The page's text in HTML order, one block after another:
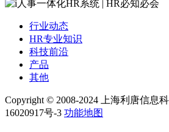
行业动态
HR专业知识
科技前沿
产品
其他
Copyright © 2008-2024 上海利唐信息
16020917号-3 功能地图